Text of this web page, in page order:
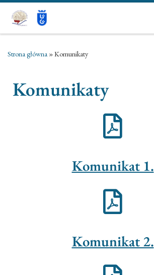
Przejdź do treści
Strona główna »Komunikaty
Komunikaty
Komunikat 1.
Komunikat 2.